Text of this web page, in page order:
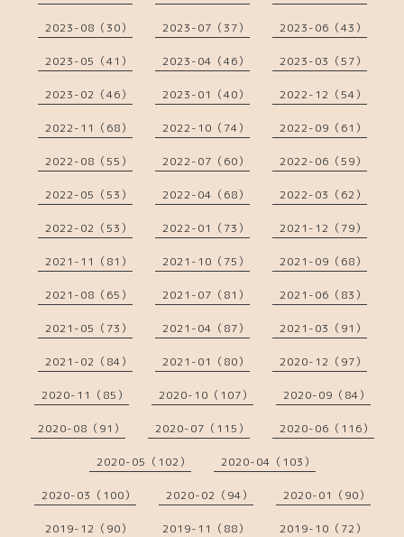
2023-08（30） 2023-07（37） 2023-06（43）
2023-05（41） 2023-04（46） 2023-03（57）
2023-02（46） 2023-01（40） 2022-12（54）
2022-11（68） 2022-10（74） 2022-09（61）
2022-08（55） 2022-07（60） 2022-06（59）
2022-05（53） 2022-04（68） 2022-03（62）
2022-02（53） 2022-01（73） 2021-12（79）
2021-11（81） 2021-10（75） 2021-09（68）
2021-08（65） 2021-07（81） 2021-06（83）
2021-05（73） 2021-04（87） 2021-03（91）
2021-02（84） 2021-01（80） 2020-12（97）
2020-11（85） 2020-10（107） 2020-09（84）
2020-08（91） 2020-07（115） 2020-06（116）
2020-05（102） 2020-04（103）
2020-03（100） 2020-02（94） 2020-01（90）
2019-12（90） 2019-11（88） 2019-10（72）